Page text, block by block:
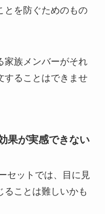
とを防ぐためのもの
家族メンバーがそれ
することはできませ
果が実感できない
セットでは、目に見
ることは難しいかも